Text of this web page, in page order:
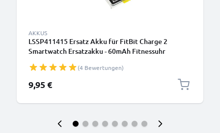
AKKUS
LSSP411415 Ersatz Akku für FitBit Charge 2
Smartwatch Ersatzakku - 60mAh Fitnessuhr
(4 Bewertungen)
9,95 €